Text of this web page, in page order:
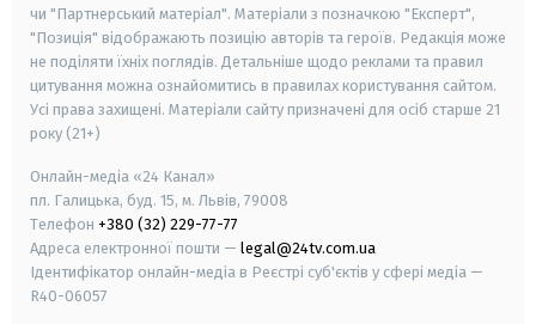
чи "Партнерський матеріал". Матеріали з позначкою "Експерт",
"Позиція" відображають позицію авторів та героїв. Редакція може
не поділяти їхніх поглядів. Детальніше щодо реклами та правил
цитування можна ознайомитись в правилах користування сайтом.
Усі права захищені. Матеріали сайту призначені для осіб старше 21
року (21+)
Онлайн-медіа «24 Канал»
пл. Галицька, буд. 15, м. Львів, 79008
Телефон +380 (32) 229-77-77
Адреса електронної пошти — legal@24tv.com.ua
Ідентифікатор онлайн-медіа в Реєстрі суб'єктів у сфері медіа —
R40-06057